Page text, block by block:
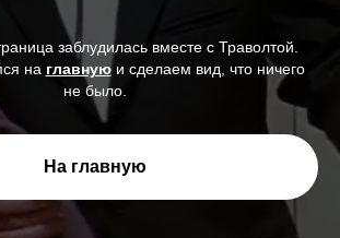
заблудилась вместе с Траволтой.
на главнуюи сделаем вид, что ничего
не было.
На главную